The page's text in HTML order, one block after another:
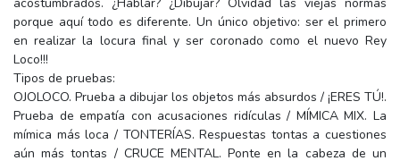
porque aquí todo es diferente. Un único objetivo: ser el primero
en realizar la locura final y ser coronado como el nuevo Rey
Loco!!!
Tipos de pruebas:
OJOLOCO. Prueba a dibujar los objetos más absurdos / ¡ERES TÚ!.
Prueba de empatía con acusaciones ridículas / MÍMICA MIX. La
mímica más loca / TONTERÍAS. Respuestas tontas a cuestiones
aún más tontas / CRUCE MENTAL. Ponte en la cabeza de un